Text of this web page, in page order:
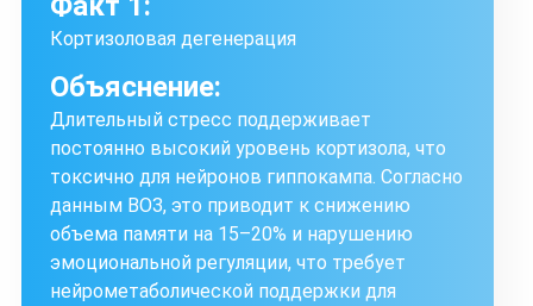
Кортизоловая дегенерация
Объяснение:
Длительный стресс поддерживает
постоянно высокий уровень кортизола, что
токсично для нейронов гиппокампа. Согласно
данным ВОЗ, это приводит к снижению
объема памяти на 15–20% и нарушению
эмоциональной регуляции, что требует
нейрометаболической поддержки для